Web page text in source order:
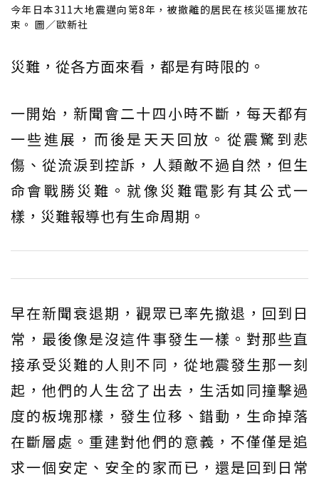
今年日本311大地震邁向第8年，被撤離的居民在核災區擺放花
束。 圖／歐新社
災難，從各方面來看，都是有時限的。
一開始，新聞會二十四小時不斷，每天都有
一些進展，而後是天天回放。從震驚到悲
傷、從流淚到控訴，人類敵不過自然，但生
命會戰勝災難。就像災難電影有其公式一
樣，災難報導也有生命周期。
早在新聞衰退期，觀眾已率先撤退，回到日
常，最後像是沒這件事發生一樣。對那些直
接承受災難的人則不同，從地震發生那一刻
起，他們的人生岔了出去，生活如同撞擊過
度的板塊那樣，發生位移、錯動，生命掉落
在斷層處。重建對他們的意義，不僅僅是追
求一個安定、安全的家而已，還是回到日常